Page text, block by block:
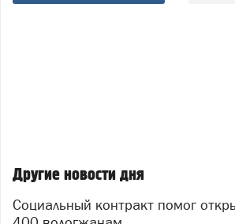
Другие новости дня
Социальный контракт помог открыть свое дело